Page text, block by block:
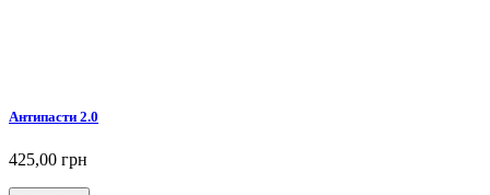
Антипасти 2.0
425,00 грн